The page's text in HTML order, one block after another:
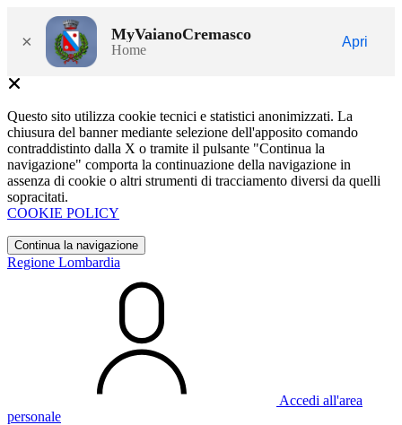
× MyVaianoCremasco
Home
Apri
Questo sito utilizza cookie tecnici e statistici anonimizzati. La
chiusura del banner mediante selezione dell'apposito comando
contraddistinto dalla X o tramite il pulsante "Continua la
navigazione" comporta la continuazione della navigazione in
assenza di cookie o altri strumenti di tracciamento diversi da quelli
sopracitati.
COOKIE POLICY
Continua la navigazione
Regione Lombardia
Accedi all'area
personale